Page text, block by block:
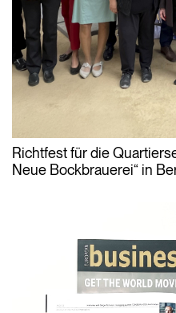
Richtfest für die
Neue Bockbrauerei“ in